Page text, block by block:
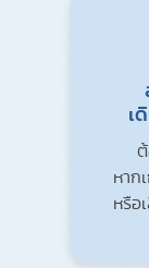
เ
หาก
หรือ